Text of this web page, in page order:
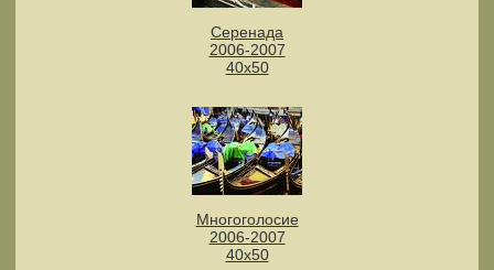
Серенада
2006-2007
40х50
Многоголосие
2006-2007
40х50